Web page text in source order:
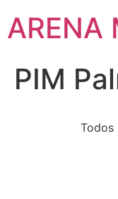
ARENA
PIM
Todos